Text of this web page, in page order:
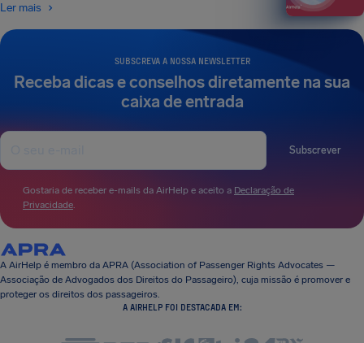
SUBSCREVA A NOSSA NEWSLETTER
Receba dicas e conselhos diretamente na sua
caixa de entrada
Subscrever
Gostaria de receber e-mails da AirHelp e aceito a Declaração de
Privacidade.
Ler mais
A AirHelp é membro da APRA (Association of Passenger Rights Advocates —
Associação de Advogados dos Direitos do Passageiro), cuja missão é promover e
proteger os direitos dos passageiros.
A AIRHELP FOI DESTACADA EM: